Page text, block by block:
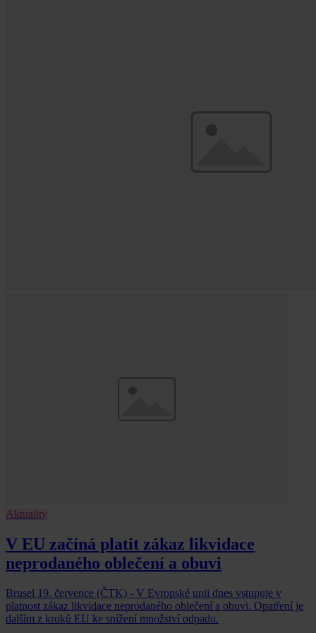
Aktuality
V EU začíná platit zákaz likvidace
neprodaného oblečení a obuvi
Brusel 19. července (ČTK) - V Evropské unii dnes vstupuje v
platnost zákaz likvidace neprodaného oblečení a obuvi. Opatření je
dalším z kroků EU ke snížení množství odpadu.